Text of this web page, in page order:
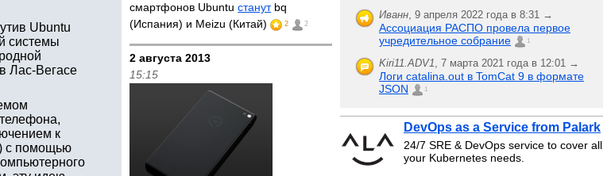
Ubuntu
системы
Лас-Вегасе
к
с помощью
смартфонов Ubuntuстанутbq
(Испания) и Meizu (Китай)
2 2
2 августа 2013
15:15
Иванн, 9 апреля 2022 года в 8:31 →
Ассоциация РАСПО провела первое
учредительное собрание
1
Kiri11.ADV1, 7 марта 2021 года в 12:01 →
Логи catalina.out в TomCat 9 в формате
JSON
1
DevOps as a Service from Palark
24/7 SRE & DevOps service to cover all
your Kubernetes needs.